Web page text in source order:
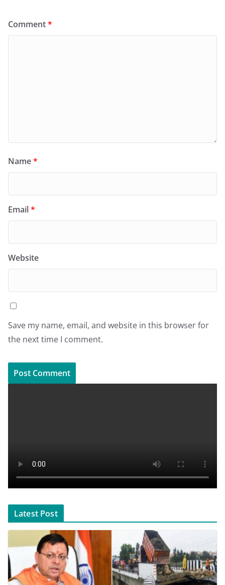
Comment*
Name*
Email*
Website
Save my name, email, and website in this browser for
the next time I comment.
Latest Post